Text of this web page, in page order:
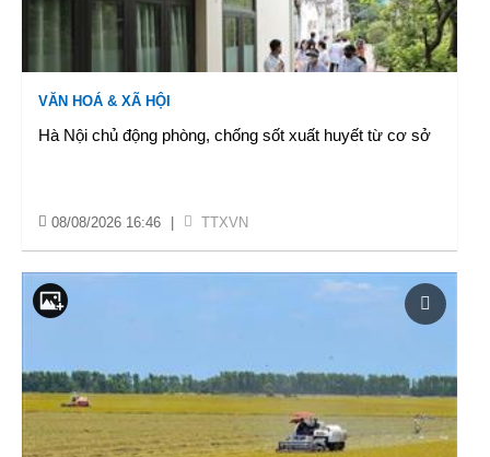
VĂN HOÁ & XÃ HỘI
Hà Nội chủ động phòng, chống sốt xuất huyết từ cơ sở
08/08/2026 16:46 TTXVN